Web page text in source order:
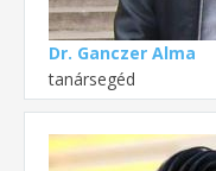
Dr. Ganczer Alma
tanársegéd